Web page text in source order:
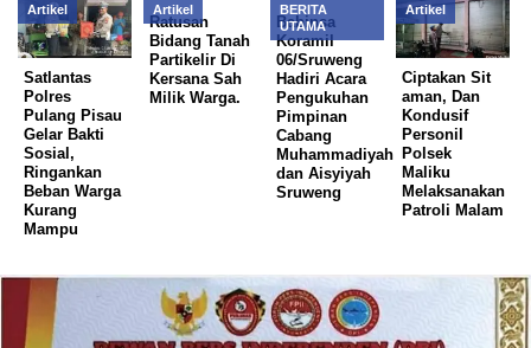
Artikel
Satlantas
Polres
Pulang Pisau
Gelar Bakti
Sosial,
Ringankan
Beban Warga
Kurang
Mampu
Artikel
Ratusan
Bidang Tanah
Partikelir Di
Kersana Sah
Milik Warga.
BERITA
UTAMA
Babinsa
Koramil
06/Sruweng
Hadiri Acara
Pengukuhan
Pimpinan
Cabang
Muhammadiyah
dan Aisyiyah
Sruweng
Artikel
Ciptakan Sit
aman, Dan
Kondusif
Personil
Polsek
Maliku
Melaksanakan
Patroli Malam